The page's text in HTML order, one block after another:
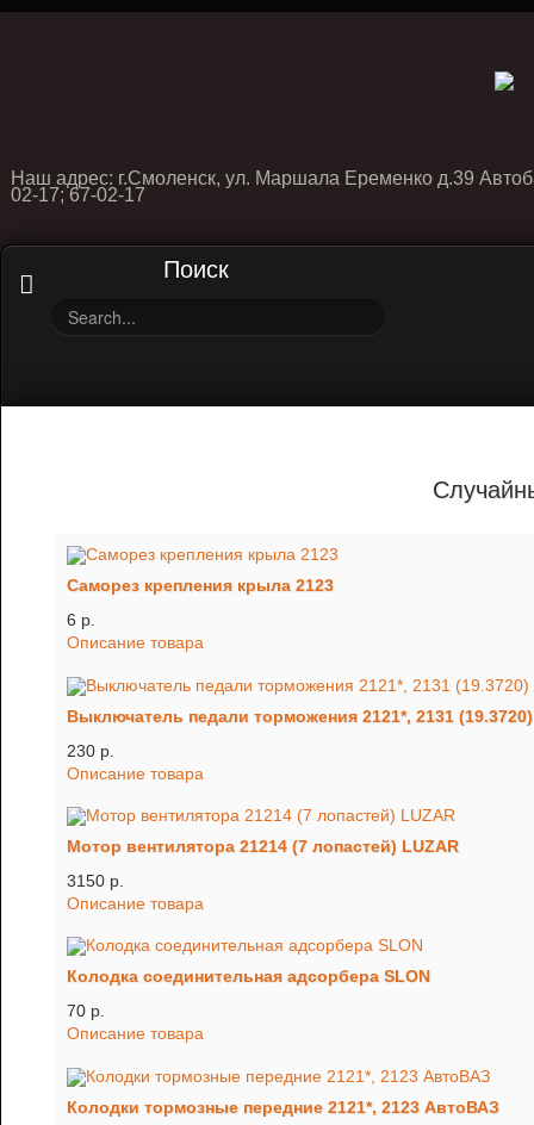
Наш адрес: г.Смоленск, ул. Маршала Еременко д.39
02-17; 67-02-17
Поиск
Саморез крепления крыла 2123
6 p.
Описание товара
Выключатель педали торможения 2121*, 2131 (19.3720)
230 p.
Описание товара
Мотор вентилятора 21214 (7 лопастей) LUZAR
3150 p.
Описание товара
Колодка соединительная адсорбера SLON
70 p.
Описание товара
Колодки тормозные передние 2121*, 2123 АвтоВАЗ